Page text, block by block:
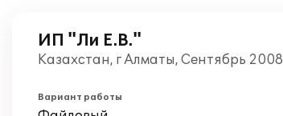
ИП "Ли Е.В."
Казахстан, г Алматы, Сентябрь 2008
Вариант работы